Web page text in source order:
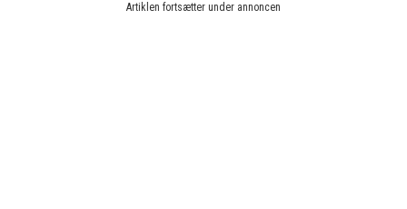
Artiklen fortsætter under annoncen